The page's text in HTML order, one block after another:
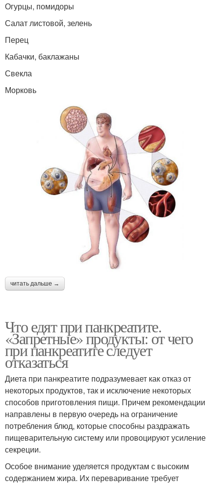
Огурцы, помидоры
Салат листовой, зелень
Перец
Кабачки, баклажаны
Свекла
Морковь
читать дальше →
Что едят при панкреатите.
«Запретные» продукты: от чего
при панкреатите следует
отказаться
Диета при панкреатите подразумевает как отказ от
некоторых продуктов, так и исключение некоторых
способов приготовления пищи. Причем рекомендации
направлены в первую очередь на ограничение
потребления блюд, которые способны раздражать
пищеварительную систему или провоцируют усиление
секреции.
Особое внимание уделяется продуктам с высоким
содержанием жира. Их переваривание требует